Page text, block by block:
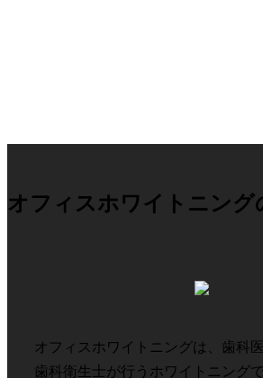
オフィスホワイトニング
オフィスホワイトニングは、歯科
歯科衛生士が行うホワイトニングで